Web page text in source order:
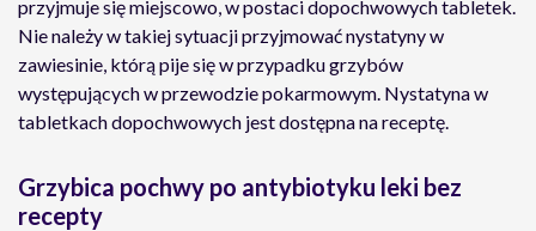
przyjmuje się miejscowo, w postaci dopochwowych tabletek.
Nie należy w takiej sytuacji przyjmować nystatyny w
zawiesinie, którą pije się w przypadku grzybów
występujących w przewodzie pokarmowym. Nystatyna w
tabletkach dopochwowych jest dostępna na receptę.
Grzybica pochwy po antybiotyku leki bez
recepty